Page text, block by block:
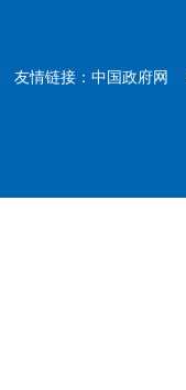
友情链接： 中国政府网